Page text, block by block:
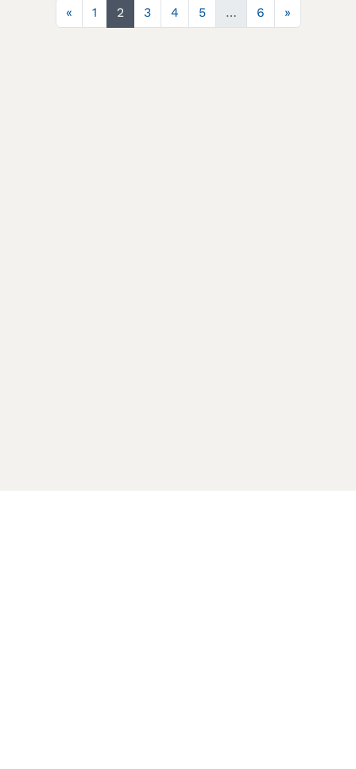
«Anterior
1 2 3 4 5 … 6 »Siguiente